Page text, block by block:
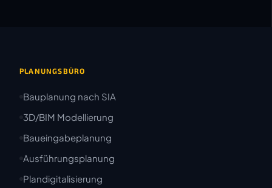
PLANUNGSBÜRO
Bauplanung nach SIA
3D/BIM Modellierung
Baueingabeplanung
Ausführungsplanung
Plandigitalisierung